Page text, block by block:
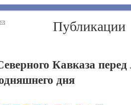
Публикации
Кавказа
дня